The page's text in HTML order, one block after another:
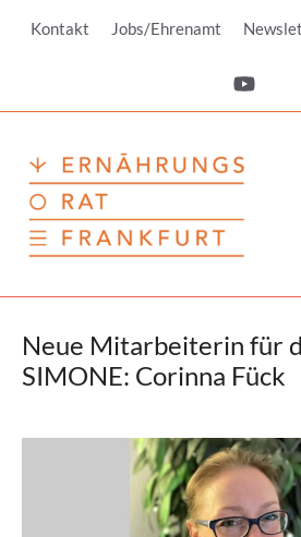
InhaltKontakt Jobs/Ehrenamt
Neue Mitarbeiterin für
SIMONE: Corinna Fück